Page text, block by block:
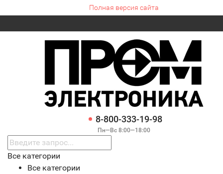
Полная версия сайта
8-800-333-19-98
Пн—Вс 8:00—18:00
Все категории
Все категории